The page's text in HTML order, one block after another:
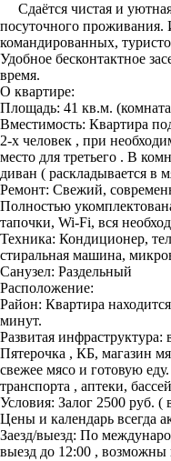
Сдаётся чистая и
посуточного проживания.
командированных,
Удобное бесконтактное
время.
О квартире:
Площадь: 41 кв.м.
Вместимость: Квартира
2-х человек , при
место для третьего . В
диван ( раскладывается в
Ремонт: Свежий,
Полностью
тапочки, Wi-Fi, вся
Техника: Кондиционер,
стиральная машина,
Санузел: Раздельный
Расположение:
Район: Квартира
минут.
Развитая инфраструктура:
Пятерочка , КБ, магазин
свежее мясо и готовую
транспорта , аптеки,
Условия: Залог 2500 руб. (
Цены и календарь всегда
Заезд/выезд: По
выезд до 12:00 , возможны